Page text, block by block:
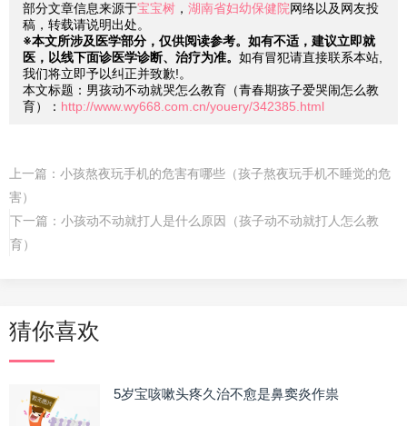
部分文章信息来源于宝宝树 ， 湖南省妇幼保健院网络以及网友投
稿，转载请说明出处。
※本文所涉及医学部分，仅供阅读参考。如有不适，建议立即就
医，以线下面诊医学诊断、治疗为准。 如有冒犯请直接联系本站,
我们将立即予以纠正并致歉!。
本文标题：男孩动不动就哭怎么教育（青春期孩子爱哭闹怎么教
育）： http://www.wy668.com.cn/youery/342385.html
上一篇： 小孩熬夜玩手机的危害有哪些（孩子熬夜玩手机不睡觉的危
害）
下一篇： 小孩动不动就打人是什么原因（孩子动不动就打人怎么教
育）
猜你喜欢
5岁宝咳嗽头疼久治不愈是鼻窦炎作祟